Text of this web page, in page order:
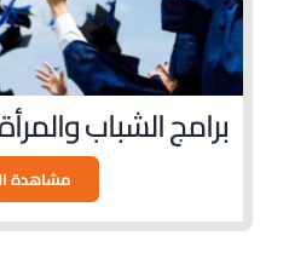
برامج الشباب
مشاهدة